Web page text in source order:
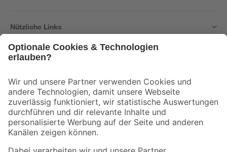
Nützliche Links
Der toom Newsletter: Keine Angebote und Aktionen mehr verpassen!
Zur Newsletter Anmeldung
Folge uns